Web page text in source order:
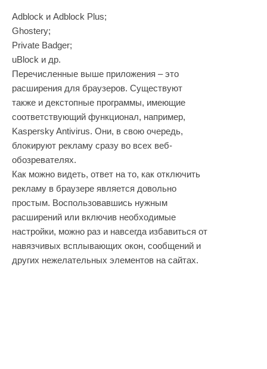
Adblock и Adblock Plus;
Ghostery;
Private Badger;
uBlock и др.
Перечисленные выше приложения – это
расширения для браузеров. Существуют
также и декстопные программы, имеющие
соответствующий функционал, например,
Kaspersky Antivirus. Они, в свою очередь,
блокируют рекламу сразу во всех веб-
обозревателях.
Как можно видеть, ответ на то, как отключить
рекламу в браузере является довольно
простым. Воспользовавшись нужным
расширений или включив необходимые
настройки, можно раз и навсегда избавиться от
навязчивых всплывающих окон, сообщений и
других нежелательных элементов на сайтах.